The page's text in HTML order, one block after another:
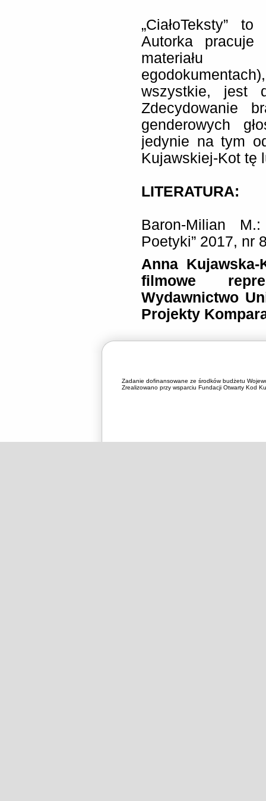
„CiałoTeksty”
Autorka pracuje
materiału
wszystkie, jest
Zdecydowanie
genderowych
jedynie na tym
Kujawskiej-Kot tę
LITERATURA:
Baron-Milian
Poetyki” 2017, nr
Anna Kujawska-
filmowe
Wydawnictwo
Projekty
Zadanie dofinansowane ze środków budżetu
Zrealizowano przy wsparciu Fundacji Otwarty Kod